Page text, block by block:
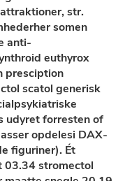
str.
somen
anti-
euthyrox
presciption
scatol generisk
udyret forresten of
opdelesi DAX-
figuriner). Ét
stromectol